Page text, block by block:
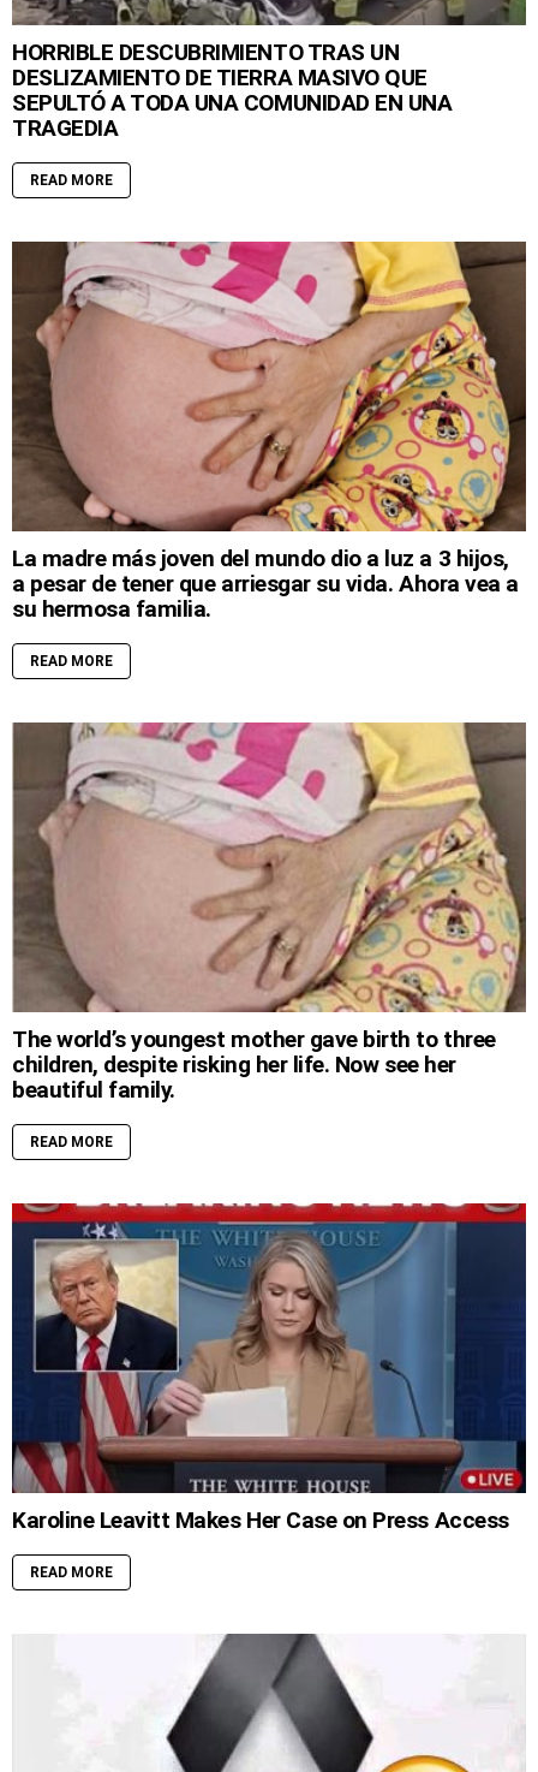
HORRIBLE DESCUBRIMIENTO TRAS UN
DESLIZAMIENTO DE TIERRA MASIVO QUE
SEPULTÓ A TODA UNA COMUNIDAD EN UNA
TRAGEDIA
READ MORE
La madre más joven del mundo dio a luz a 3 hijos,
a pesar de tener que arriesgar su vida. Ahora vea a
su hermosa familia.
READ MORE
The world’s youngest mother gave birth to three
children, despite risking her life. Now see her
beautiful family.
READ MORE
Karoline Leavitt Makes Her Case on Press Access
READ MORE